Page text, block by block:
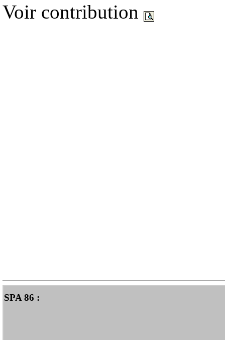
Voir contribution
SPA 86 :